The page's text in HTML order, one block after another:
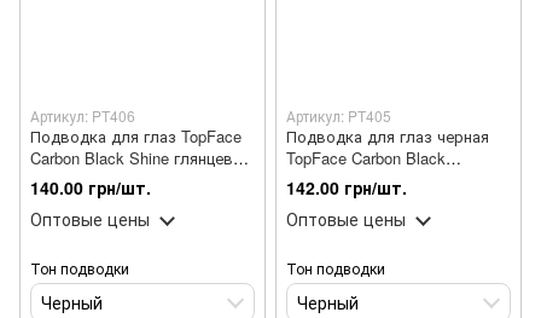
Артикул: PT406
Подводка для глаз TopFace
Carbon Black Shine глянцевая
черная РТ406
140.00 грн/шт.
Оптовые цены
Тон подводки
Черный
Артикул: PT405
Подводка для глаз черная
TopFace Carbon Black
Longlasting Matte РТ405
142.00 грн/шт.
Оптовые цены
Тон подводки
Черный